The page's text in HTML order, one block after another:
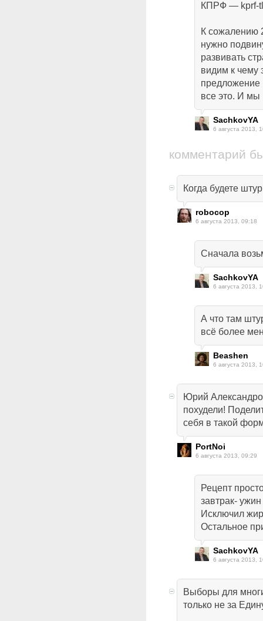
КПРФ — kprf-
К сожалению
нужно
развивать
видим к чему
предложение
все это. И мы
SachkovYA
6 августа 2013,
комментарий
Когда будете
robocop
6 августа 2013, 09:18
Сначала
SachkovYA
6 августа 2013,
А что там
всё более
Beashen
6 августа 2013,
Юрий
похудели!
себя в такой
PortNoi
6 августа 2013, 09:29
Рецепт
завтрак-
Исключил
Остальное
SachkovYA
6 августа 2013,
Выборы для
только не за